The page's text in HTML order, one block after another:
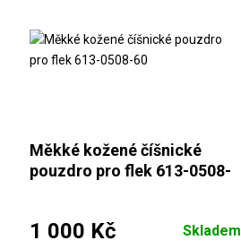
Měkké kožené číšnické
pouzdro pro flek 613-0508-
1 000 Kč Skladem